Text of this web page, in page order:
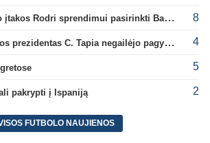
Paaiškėjo, kas turėjo įtakos Rodri sprendimui pasirinkti Barselonos pusę 8
Argentinos federacijos prezidentas C. Tapia negailėjo pagyrų G. Infantino 4
5
pakrypti į Ispaniją 2
FUTBOLO NAUJIENOS